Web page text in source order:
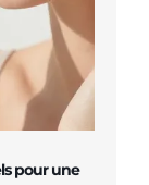
pour une